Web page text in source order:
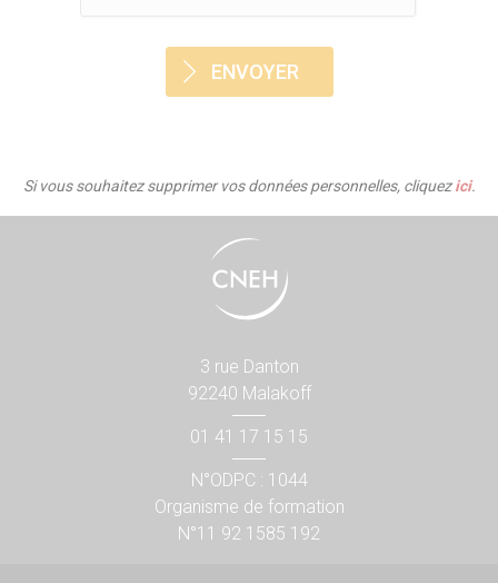
Si vous souhaitez supprimer vos données personnelles, cliquezici.
3 rue Danton
92240 Malakoff
01 41 17 15 15
N°ODPC : 1044
Organisme de formation
N°11 92 1585 192